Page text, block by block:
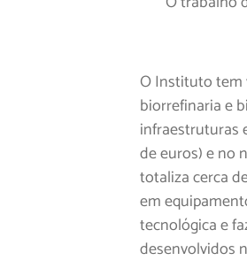
O Instituto tem
biorrefinaria e
infraestruturas
de euros) e no
totaliza cerca
em
tecnológica e
desenvolvidos